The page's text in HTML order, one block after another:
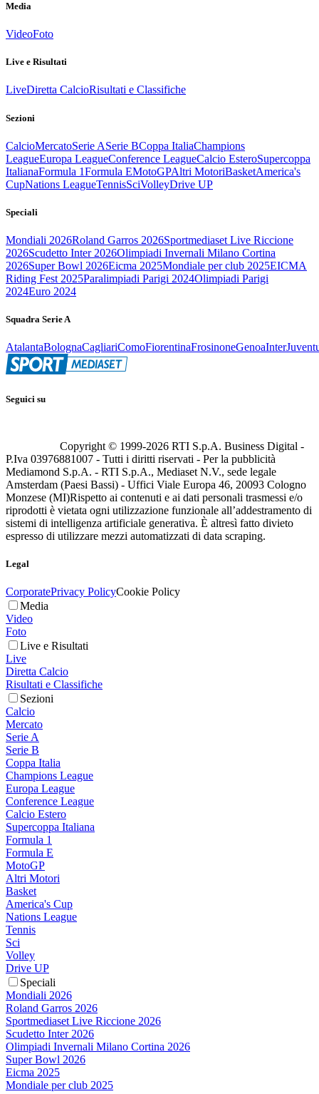
Media
VideoFoto
Live e Risultati
LiveDiretta CalcioRisultati e Classifiche
Sezioni
CalcioMercatoSerie ASerie BCoppa ItaliaChampions
LeagueEuropa LeagueConference LeagueCalcio EsteroSupercoppa
ItalianaFormula 1Formula EMotoGPAltri MotoriBasketAmerica's
CupNations LeagueTennisSciVolleyDrive UP
Speciali
Mondiali 2026Roland Garros 2026Sportmediaset Live Riccione
2026Scudetto Inter 2026Olimpiadi Invernali Milano Cortina
2026Super Bowl 2026Eicma 2025Mondiale per club 2025EICMA
Riding Fest 2025Paralimpiadi Parigi 2024Olimpiadi Parigi
2024Euro 2024
Squadra Serie A
AtalantaBolognaCagliariComoFiorentinaFrosinoneGenoaInter
Seguici su
Copyright © 1999-2026 RTI S.p.A. Business Digital -
P.Iva 03976881007 - Tutti i diritti riservati - Per la pubblicità
Mediamond S.p.A. - RTI S.p.A., Mediaset N.V., sede legale
Amsterdam (Paesi Bassi) - Uffici Viale Europa 46, 20093 Cologno
Monzese (MI)Rispetto ai contenuti e ai dati personali trasmessi e/o
riprodotti è vietata ogni utilizzazione funzionale all’addestramento di
sistemi di intelligenza artificiale generativa. È altresì fatto divieto
espresso di utilizzare mezzi automatizzati di data scraping.
Legal
CorporatePrivacy PolicyCookie Policy
Media
Video
Foto
Live e Risultati
Live
Diretta Calcio
Risultati e Classifiche
Sezioni
Calcio
Mercato
Serie A
Serie B
Coppa Italia
Champions League
Europa League
Conference League
Calcio Estero
Supercoppa Italiana
Formula 1
Formula E
MotoGP
Altri Motori
Basket
America's Cup
Nations League
Tennis
Sci
Volley
Drive UP
Speciali
Mondiali 2026
Roland Garros 2026
Sportmediaset Live Riccione 2026
Scudetto Inter 2026
Olimpiadi Invernali Milano Cortina 2026
Super Bowl 2026
Eicma 2025
Mondiale per club 2025